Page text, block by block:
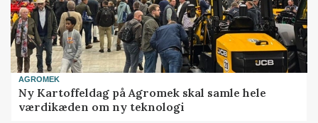
AGROMEK
Ny Kartoffeldag på Agromek skal samle hele
værdikæden om ny teknologi